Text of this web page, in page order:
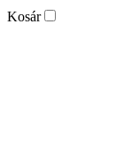
Kosár